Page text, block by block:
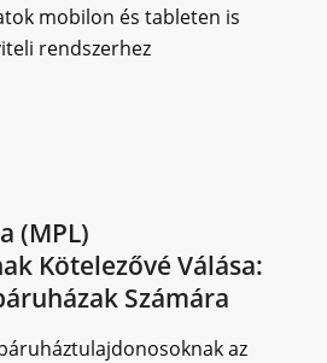
mobilon és tableten is
rendszerhez
(MPL)
Kötelezővé Válása:
Számára
az